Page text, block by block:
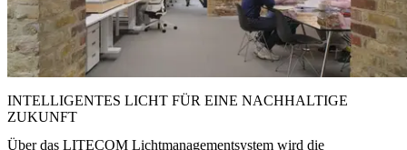
INTELLIGENTES LICHT FÜR EINE NACHHALTIGE
ZUKUNFT
Über das LITECOM Lichtmanagementsystem wird die